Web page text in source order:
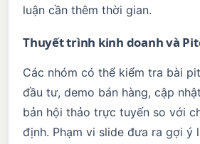
luận cần thêm thời gian.
Thuyết trình kinh doanh và
Các nhóm có thể kiểm tra bài
đầu tư, demo bán hàng, cập
bản hội thảo trực tuyến so với
định. Phạm vi slide đưa ra gợi ý